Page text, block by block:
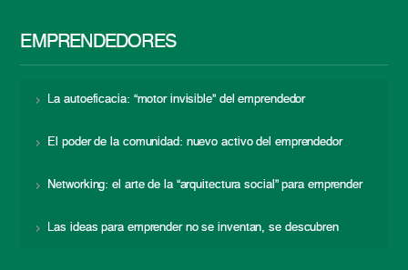
EMPRENDEDORES
La autoeficacia: “motor invisible” del emprendedor
El poder de la comunidad: nuevo activo del emprendedor
Networking: el arte de la “arquitectura social” para emprender
Las ideas para emprender no se inventan, se descubren